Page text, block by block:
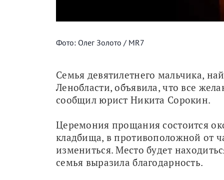
Фото: Олег Золото / MR7
Семья девятилетнего мальчика,
Ленобласти, объявила, что все
сообщил юрист Никита Сорокин.
Церемония прощания состоится
кладбища, в противоположной от
измениться. Место будет
семья выразила благодарность.